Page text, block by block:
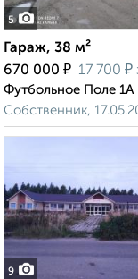
5
Гараж, 38 м²
670 000 ₽ 17 700 ₽
Футбольное Поле 1А
Собственник,
9